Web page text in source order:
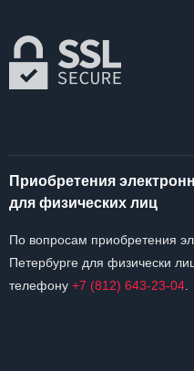
Приобретения
для физических лиц
По вопросам приобретения
Петербурге для физически
телефону +7 (812) 643-23-04